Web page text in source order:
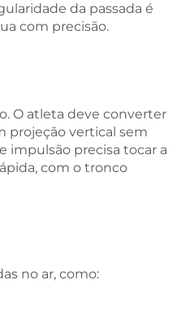
da passada é
com precisão.
O atleta deve converter
projeção vertical sem
impulsão precisa tocar a
com o tronco
no ar, como: